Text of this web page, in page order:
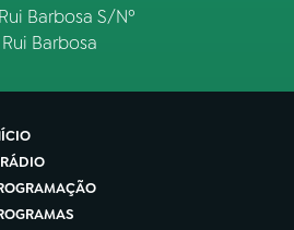
Barbosa S/Nº
Rui Barbosa